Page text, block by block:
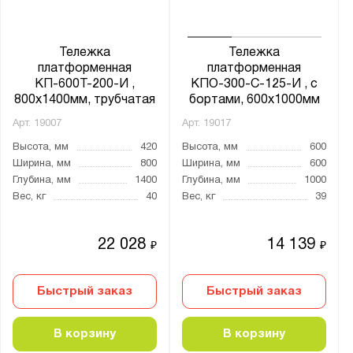
Тележка
платформенная
КП-600Т-200-И ,
800х1400мм, трубчатая
Арт. 19007
Высота, мм
420
Ширина, мм
800
Глубина, мм
1400
Вес, кг
40
22 028₽
Быстрый заказ
В корзину
Тележка
платформенная
КПО-300-С-125-И , с
бортами, 600х1000мм
Арт. 19017
Высота, мм
600
Ширина, мм
600
Глубина, мм
1000
Вес, кг
39
14 139₽
Быстрый заказ
В корзину
Конструкция:
разборная
цельносварная
С откидной полкой:
Да
Двухъярусные